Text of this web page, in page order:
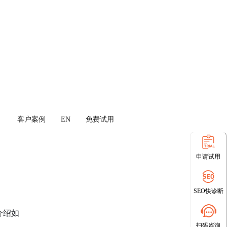
客户案例 EN 免费试用
绍如
申请试用
SEO快诊断
扫码咨询